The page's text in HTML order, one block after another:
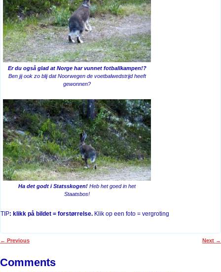
Er du også glad at Norge har vunnet fotballkampen!?
Ben jij ook zo blij dat Noorwegen de voetbalwedstrijd heeft
gewonnen?
Ha det godt i Statsskogen! Heb het goed in het
Staatsbos!
TIP: klikk på bildet = forstørrelse. Klik op een foto = vergroting
← Previous Next →
Comments